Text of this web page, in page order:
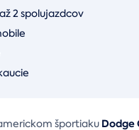
2 spolujazdcov
športiaku Dodge